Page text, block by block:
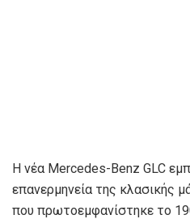
Η νέα Mercedes-Benz GLC
επανερμηνεία της κλασικής
που πρωτοεμφανίστηκε το